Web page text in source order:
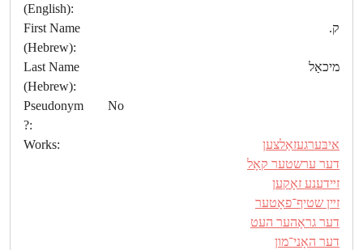
(English):
First Name
(Hebrew):
ק.
Last Name
(Hebrew):
מיכאַל
Pseudonym
?:
No
Works:
איבּערגעזאַלצען
דער ערשטער קאָל
זײדענע זאָקען
זײן שטיף־פאָטער
דער גראָהער העט
דער האָני־מון